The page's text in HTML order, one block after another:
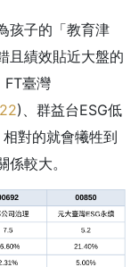
孩子的「教育津
且績效貼近大盤的
FT臺灣
)、群益台ESG低
對的就會犧牲到
較大。